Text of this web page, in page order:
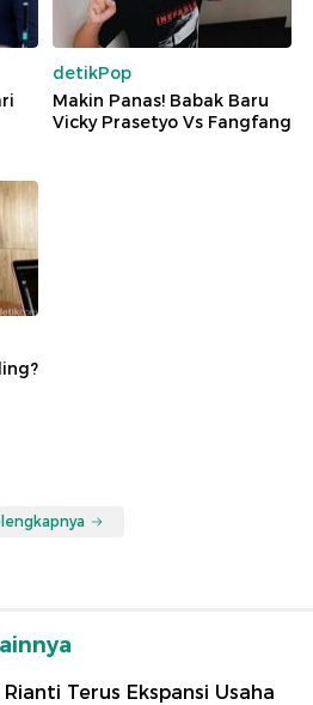
detikPop
Makin Panas! Babak Baru
Vicky Prasetyo Vs Fangfang
Terus Ekspansi Usaha